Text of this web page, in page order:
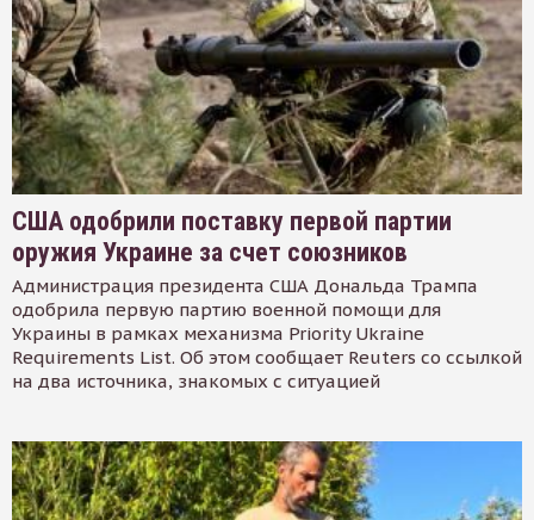
США одобрили поставку первой партии
оружия Украине за счет союзников
Администрация президента США Дональда Трампа
одобрила первую партию военной помощи для
Украины в рамках механизма Priority Ukraine
Requirements List. Об этом сообщает Reuters со ссылкой
на два источника, знакомых с ситуацией